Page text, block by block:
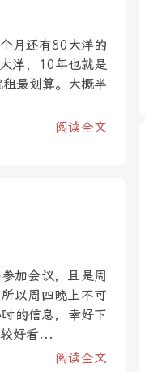
月还有80大洋的
洋，10年也就是
最划算。大概半
阅读全文
加会议，且是周
以周四晚上不可
的信息，幸好下
好看...
阅读全文